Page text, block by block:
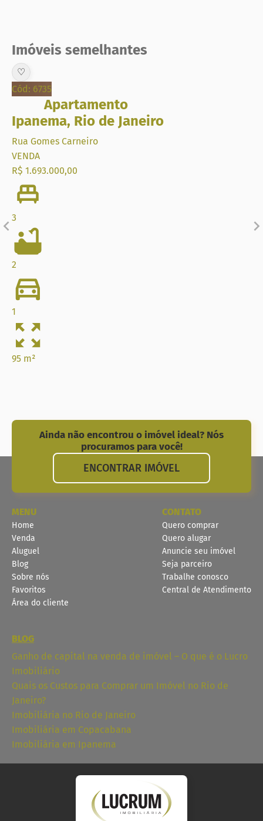
Imóveis semelhantes
♡
Cód: 6735
Apartamento
Ipanema, Rio de Janeiro
Rua Gomes Carneiro
VENDA
R$ 1.693.000,00
3
2
1
95 m²
Ainda não encontrou o imóvel ideal? Nós
procuramos para você!
ENCONTRAR IMÓVEL
MENU
Home
Venda
Aluguel
Blog
Sobre nós
Favoritos
Área do cliente
CONTATO
Quero comprar
Quero alugar
Anuncie seu imóvel
Seja parceiro
Trabalhe conosco
Central de Atendimento
BLOG
Ganho de capital na venda de imóvel – O que é o Lucro
Imobiliário
Quais os Custos para Comprar um Imóvel no Rio de
Janeiro?
Imobiliária no Rio de Janeiro
Imobiliária em Copacabana
Imobiliária em Ipanema